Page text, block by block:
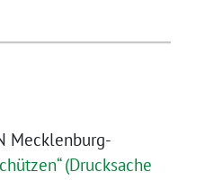
Mecklenburg-
(Drucksache